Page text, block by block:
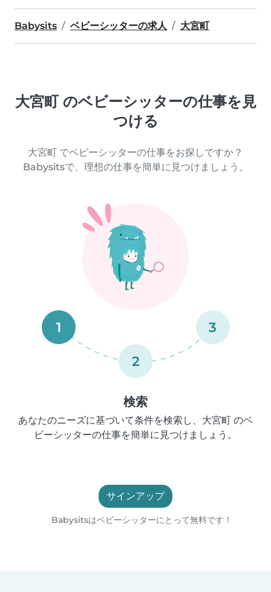
Babysits ベビーシッターの求人 大宮町
大宮町 のベビーシッターの仕事を見
つける
大宮町 でベビーシッターの仕事をお探しですか？
Babysitsで、理想の仕事を簡単に見つけましょう。
1
2
3
検索
あなたのニーズに基づいて条件を検索し、大宮町 のベ
ビーシッターの仕事を簡単に見つけましょう。
サインアップ
Babysitsはベビーシッターにとって無料です！